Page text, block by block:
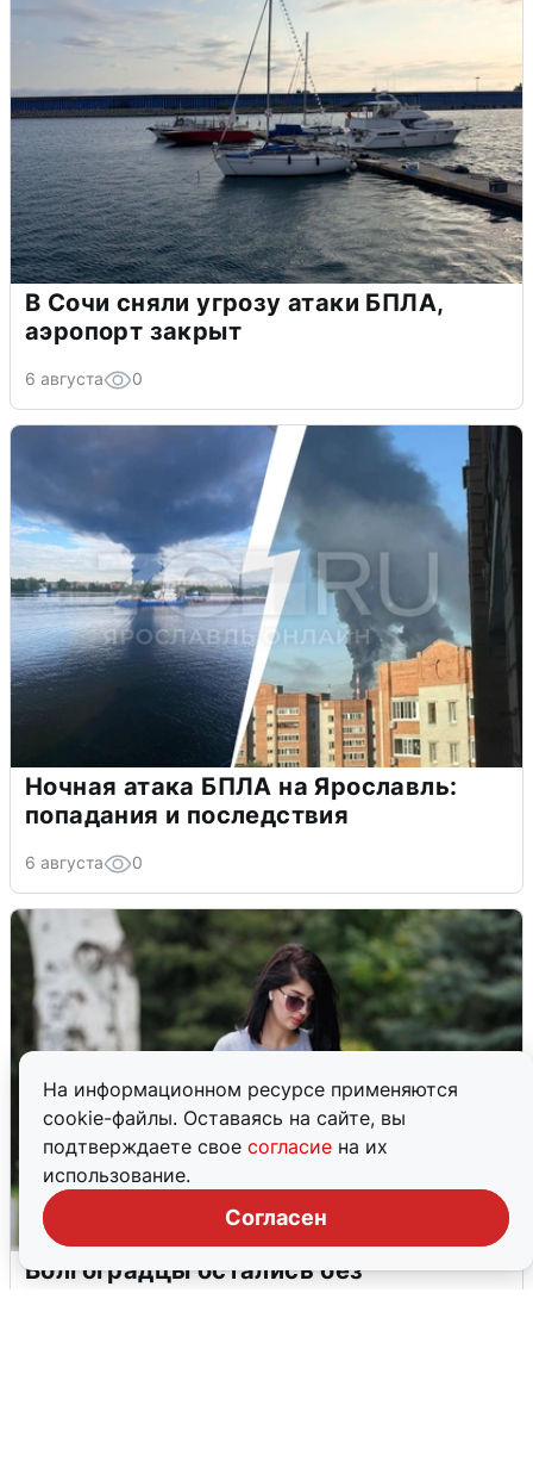
На информационном ресурсе применяются
cookie-файлы. Оставаясь на сайте, вы
подтверждаете свое согласие на их
использование.
Согласен
В Сочи сняли угрозу атаки БПЛА,
аэропорт закрыт
6 августа 0
Ночная атака БПЛА на Ярославль:
попадания и последствия
6 августа 0
Волгоградцы остались без